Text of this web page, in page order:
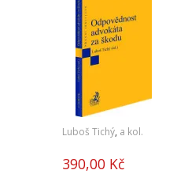
Luboš Tichý, a kol.
390,00 Kč